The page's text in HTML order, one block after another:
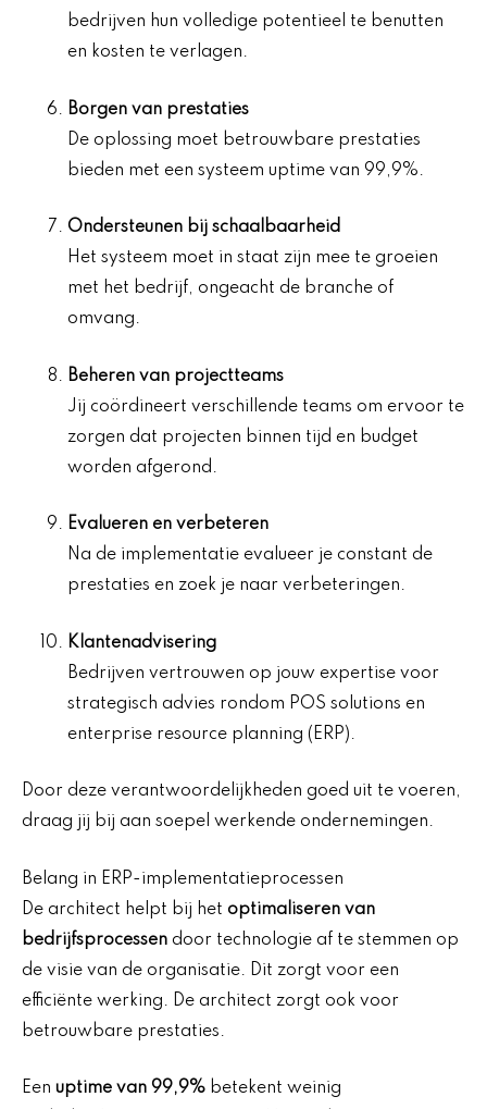
bedrijven hun volledige potentieel te benutten
en kosten te verlagen.
Borgen van prestaties
De oplossing moet betrouwbare prestaties
bieden met een systeem uptime van 99,9%.
Ondersteunen bij schaalbaarheid
Het systeem moet in staat zijn mee te groeien
met het bedrijf, ongeacht de branche of
omvang.
Beheren van projectteams
Jij coördineert verschillende teams om ervoor te
zorgen dat projecten binnen tijd en budget
worden afgerond.
Evalueren en verbeteren
Na de implementatie evalueer je constant de
prestaties en zoek je naar verbeteringen.
Klantenadvisering
Bedrijven vertrouwen op jouw expertise voor
strategisch advies rondom POS solutions en
enterprise resource planning (ERP).
Door deze verantwoordelijkheden goed uit te voeren,
draag jij bij aan soepel werkende ondernemingen.
Belang in ERP-implementatieprocessen
De architect helpt bij het optimaliseren van
bedrijfsprocessen door technologie af te stemmen op
de visie van de organisatie. Dit zorgt voor een
efficiënte werking. De architect zorgt ook voor
betrouwbare prestaties.
Een uptime van 99,9% betekent weinig